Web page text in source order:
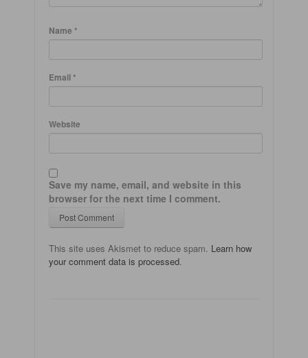
Name *
Email*
Website
Save my name, email, and website in this
browser for the next time I comment.
This site uses Akismet to reduce spam. Learn how
your comment data is processed.